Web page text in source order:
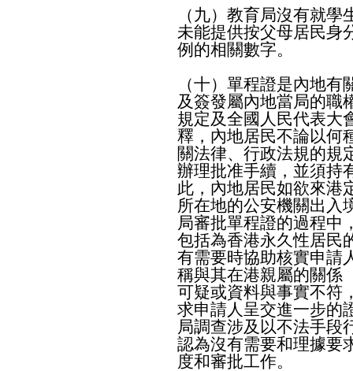
（九）教育局沒有就
未能提供按父母居民身
例的相關數字。
（十）單程證是內地
及簽發屬內地當局的職
規定及全國人民代表大
釋，內地居民不論以何
關法律、行政法規的規
辦理批准手續，並須持
此，內地居民如欲來港
所在地的公安機關出入
局審批單程證的過程中
包括為香港永久性居民
有需要時協助核實申請
稱與其在港親屬的關係
可疑或資料與事實不符
求申請人呈交進一步的
局調查涉及以不法手段
認為沒有需要和理據要
度和審批工作。